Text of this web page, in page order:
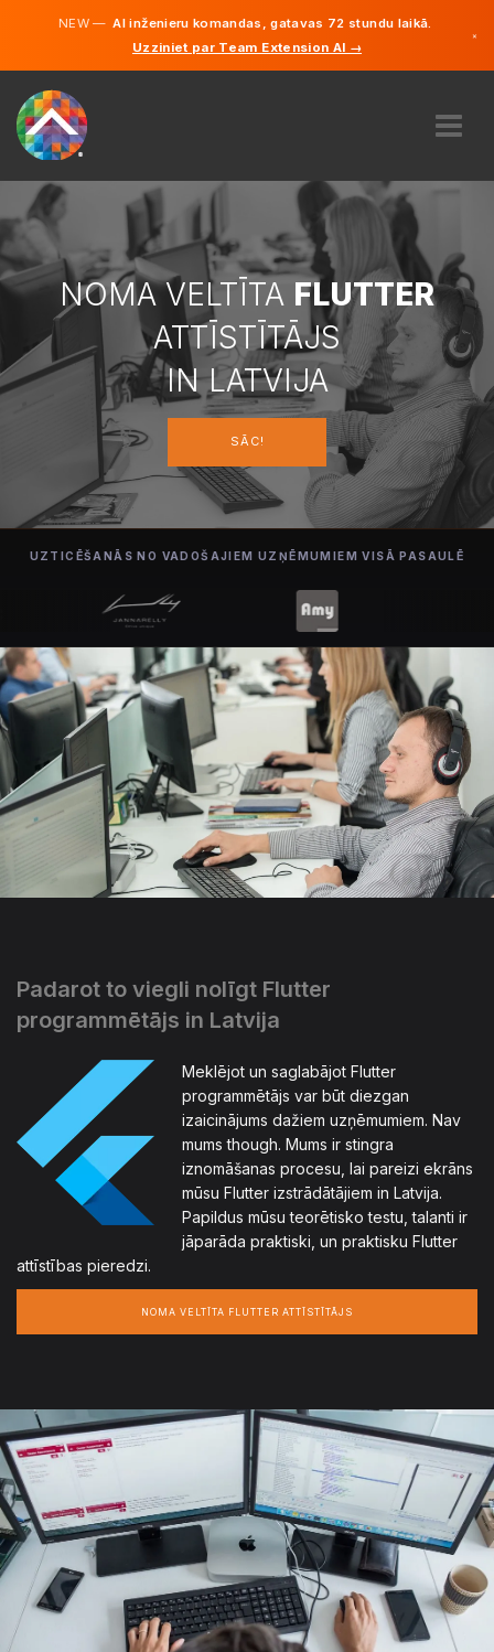
NEW —AI inženieru komandas, gatavas 72 stundu laikā.
Uzziniet par Team Extension AI →
×
PAR MUMS
EKSPERTĪZE
KĀ TAS DARBOJAS?
KARJERA
NOLĪGT
LATVIJA
SĀC
Angļu
NOMA VELTĪTA FLUTTER
ATTĪSTĪTĀJS
IN LATVIJA
SĀC!
UZTICĒŠANĀS NO VADOŠAJIEM UZŅĒMUMIEM VISĀ PASAULĒ
Padarot to viegli nolīgt Flutter
programmētājs in Latvija
Meklējot un saglabājot Flutter
programmētājs var būt diezgan
izaicinājums dažiem uzņēmumiem. Nav
mums though. Mums ir stingra
iznomāšanas procesu, lai pareizi ekrāns
mūsu Flutter izstrādātājiem in Latvija.
Papildus mūsu teorētisko testu, talanti ir
jāparāda praktiski, un praktisku Flutter
attīstības pieredzi.
NOMA VELTĪTA FLUTTER ATTĪSTĪTĀJS